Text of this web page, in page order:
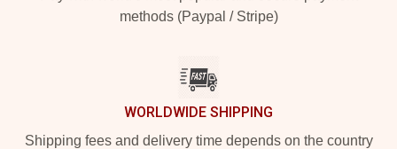
methods (Paypal / Stripe)
WORLDWIDE SHIPPING
Shipping fees and delivery time depends on the country